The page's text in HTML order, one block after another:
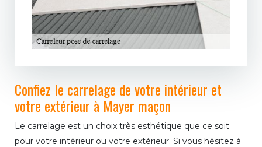
Confiez le carrelage de votre intérieur et
votre extérieur à Mayer maçon
Le carrelage est un choix très esthétique que ce soit
pour votre intérieur ou votre extérieur. Si vous hésitez à